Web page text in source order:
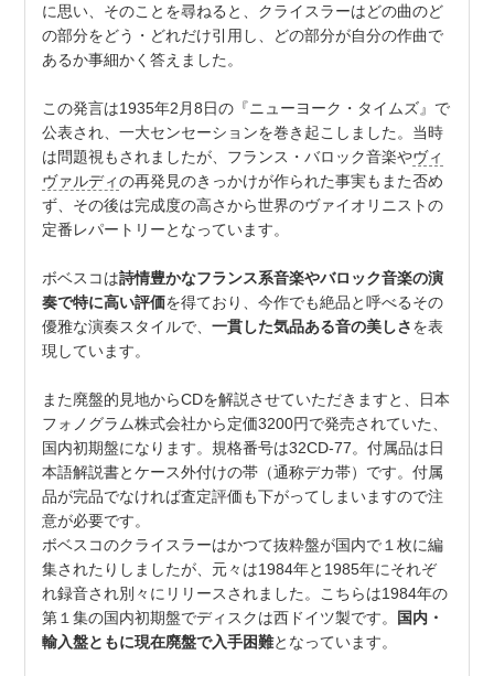
に思い、そのことを尋ねると、クライスラーはどの曲のど
の部分をどう・どれだけ引用し、どの部分が自分の作曲で
あるか事細かく答えました。
この発言は1935年2月8日の『ニューヨーク・タイムズ』で
公表され、一大センセーションを巻き起こしました。当時
は問題視もされましたが、フランス・バロック音楽やヴィ
ヴァルディの再発見のきっかけが作られた事実もまた否め
ず、その後は完成度の高さから世界のヴァイオリニストの
定番レパートリーとなっています。
ボベスコは詩情豊かなフランス系音楽やバロック音楽の演
奏で特に高い評価を得ており、今作でも絶品と呼べるその
優雅な演奏スタイルで、一貫した気品ある音の美しさを表
現しています。
また廃盤的見地からCDを解説させていただきますと、日本
フォノグラム株式会社から定価3200円で発売されていた、
国内初期盤になります。規格番号は32CD-77。付属品は日
本語解説書とケース外付けの帯（通称デカ帯）です。付属
品が完品でなければ査定評価も下がってしまいますので注
意が必要です。
ボベスコのクライスラーはかつて抜粋盤が国内で１枚に編
集されたりしましたが、元々は1984年と1985年にそれぞ
れ録音され別々にリリースされました。こちらは1984年の
第１集の国内初期盤でディスクは西ドイツ製です。 国内・
輸入盤ともに現在廃盤で入手困難となっています。